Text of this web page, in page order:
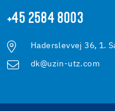
+45 2584 8003
Haderslevvej 36, 1.
dk@uzin-utz.com